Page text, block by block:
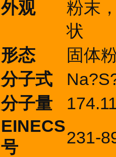
外观
粉末
状
形态
固体
分子式
分子量
EINECS
号
231-